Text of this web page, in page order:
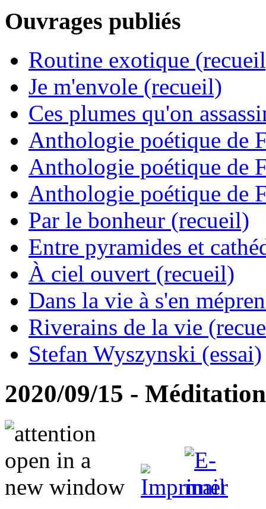
Ouvrages publiés
Routine exotique
Je m'envole (recueil)
Ces plumes qu'on
Anthologie poétique de
Anthologie poétique de
Anthologie poétique de
Par le bonheur (recueil)
Entre pyramides et
À ciel ouvert (recueil)
Dans la vie à s'en
Riverains de la vie
Stefan Wyszynski (essai)
2020/09/15 -